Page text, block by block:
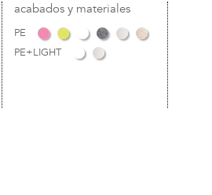
acabados y materiales
PE
PE+LIGHT